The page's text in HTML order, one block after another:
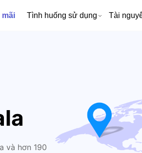
mãi Tình huống sử dụng Tài
và hơn 190